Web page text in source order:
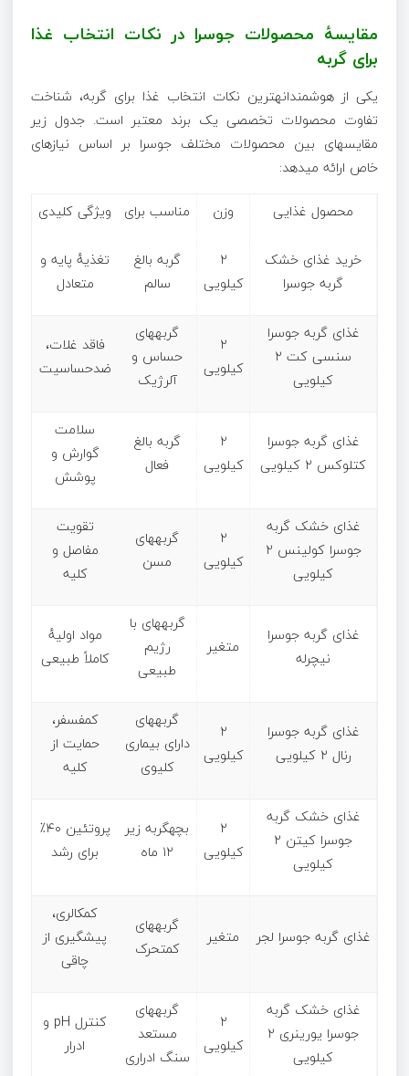
مقایسهٔ محصولات جوسرا در نکات انتخاب غذا
برای گربه
یکی از هوشمندانهترین نکات انتخاب غذا برای گربه، شناخت
تفاوت محصولات تخصصی یک برند معتبر است. جدول زیر
مقایسهای بین محصولات مختلف جوسرا بر اساس نیازهای
خاص ارائه میدهد:
محصول غذایی
وزن مناسب برای ویژگی کلیدی
خرید غذای خشک
گربه جوسرا
۲
کیلویی
گربه بالغ
سالم
تغذیهٔ پایه و
متعادل
غذای گربه جوسرا
سنسی کت ۲
کیلویی
۲
کیلویی
گربههای
حساس و
آلرژیک
فاقد غلات،
ضدحساسیت
غذای گربه جوسرا
کتلوکس ۲ کیلویی
۲
کیلویی
گربه بالغ
فعال
سلامت
گوارش و
پوشش
غذای خشک گربه
جوسرا کولینس ۲
کیلویی
۲
کیلویی
گربههای
مسن
تقویت
مفاصل و
کلیه
غذای گربه جوسرا
نیچرله
متغیر
گربههای با
رژیم
طبیعی
مواد اولیهٔ
کاملاً طبیعی
غذای گربه جوسرا
رنال ۲ کیلویی
۲
کیلویی
گربههای
دارای بیماری
کلیوی
کمفسفر،
حمایت از
کلیه
غذای خشک گربه
جوسرا کیتن ۲
کیلویی
۲
کیلویی
بچهگربه زیر
۱۲ ماه
پروتئین ۴۰٪
برای رشد
غذای گربه جوسرا لجر متغیر
گربههای
کمتحرک
کمکالری،
پیشگیری از
چاقی
غذای خشک گربه
جوسرا یورینری ۲
کیلویی
۲
کیلویی
گربههای
مستعد
سنگ ادراری
کنترل pH و
ادرار